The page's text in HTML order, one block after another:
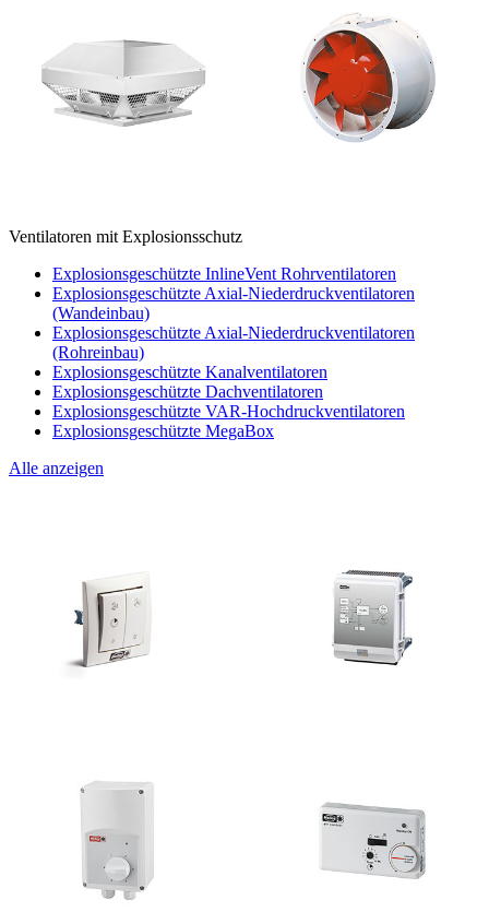
Ventilatoren mit Explosionsschutz
Explosionsgeschützte InlineVent Rohrventilatoren
Explosionsgeschützte Axial-Niederdruckventilatoren
(Wandeinbau)
Explosionsgeschützte Axial-Niederdruckventilatoren
(Rohreinbau)
Explosionsgeschützte Kanalventilatoren
Explosionsgeschützte Dachventilatoren
Explosionsgeschützte VAR-Hochdruckventilatoren
Explosionsgeschützte MegaBox
Alle anzeigen